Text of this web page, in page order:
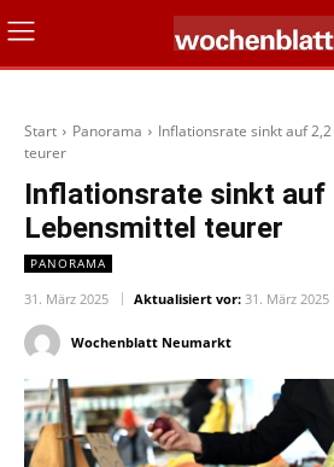
Start Panorama
Inflationsrate sinkt auf
teurer
Inflationsrate sinkt auf
Lebensmittel teurer
PANORAMA
31. März 2025 Aktualisiert vor: 31. März 2025
Wochenblatt Neumarkt